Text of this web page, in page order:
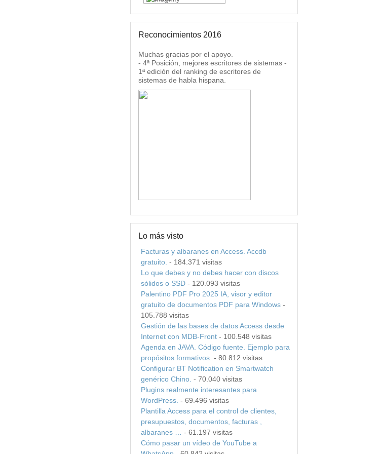
Reconocimientos 2016
Muchas gracias por el apoyo.
- 4ª Posición, mejores escritores de sistemas -
1ª edición del ranking de escritores de
sistemas de habla hispana.
Lo más visto
Facturas y albaranes en Access. Accdb
gratuito. - 184.371 visitas
Lo que debes y no debes hacer con discos
sólidos o SSD- 120.093 visitas
Palentino PDF Pro 2025 IA, visor y editor
gratuito de documentos PDF para Windows-
105.788 visitas
Gestión de las bases de datos Access desde
Internet con MDB-Front- 100.548 visitas
Agenda en JAVA. Código fuente. Ejemplo para
propósitos formativos. - 80.812 visitas
Configurar BT Notification en Smartwatch
genérico Chino. - 70.040 visitas
Plugins realmente interesantes para
WordPress. - 69.496 visitas
Plantilla Access para el control de clientes,
presupuestos, documentos, facturas ,
albaranes …
- 61.197 visitas
Cómo pasar un vídeo de YouTube a